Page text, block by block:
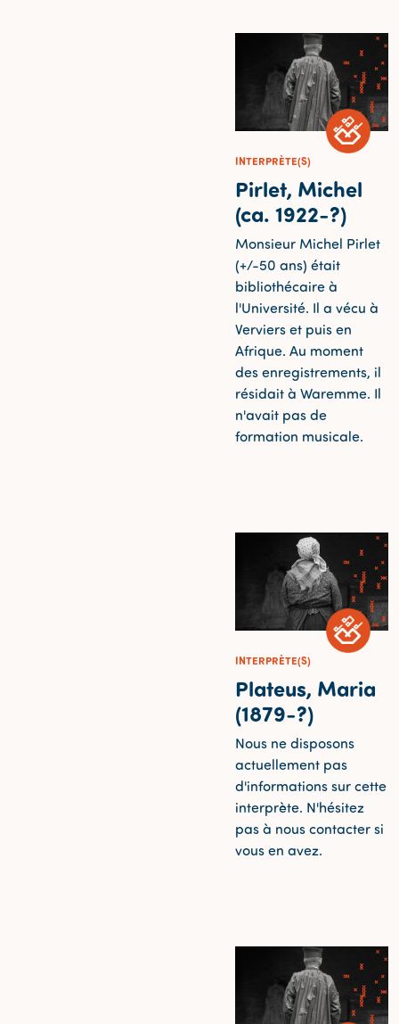
INTERPRÈTE(S)
Pirlet, Michel
(ca. 1922-?)
Monsieur Michel Pirlet
(+/-50 ans) était
bibliothécaire à
l'Université. Il a vécu à
Verviers et puis en
Afrique. Au moment
des enregistrements, il
résidait à Waremme. Il
n'avait pas de
formation musicale.
INTERPRÈTE(S)
Plateus, Maria
(1879-?)
Nous ne disposons
actuellement pas
d'informations sur cette
interprète. N'hésitez
pas à nous contacter si
vous en avez.